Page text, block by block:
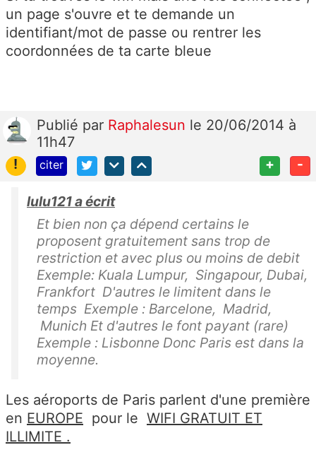
un page s'ouvre et te demande un
identifiant/mot de passe ou rentrer les
coordonnées de ta carte bleue
Publié par Raphalesun le 20/06/2014 à
11h47
!
citer + -
lulu121 a écrit
Et bien non ça dépend certains le
proposent gratuitement sans trop de
restriction et avec plus ou moins de debit
Exemple: Kuala Lumpur, Singapour, Dubai,
Frankfort D'autres le limitent dans le
temps Exemple : Barcelone, Madrid,
Munich Et d'autres le font payant (rare)
Exemple : Lisbonne Donc Paris est dans la
moyenne.
Les aéroports de Paris parlent d'une première
en EUROPE pour le WIFI GRATUIT ET
ILLIMITE .